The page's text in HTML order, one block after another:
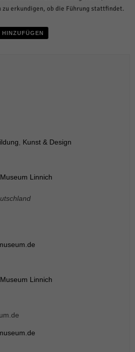
zu erkundigen, ob die Führung stattfindet.
, Kunst & Design
Linnich
Linnich
Speichern und weiter
grundlegende Funktionen und sind für die
erforderlich.
unsere Website nutzen.
Drittanbietern oder Publishern verwendet,
Sie tun dies, indem sie Besucher
anzeigen
Social-Media-Plattformen werden
Cookies von externen Medien akzeptiert
Inhalte keiner manuellen Einwilligung